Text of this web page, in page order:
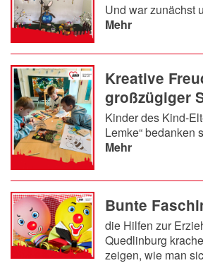
Und war zunächst
Mehr
Kreative
großzügiger
Kinder des Kind-
Lemke“ bedanken
Mehr
Bunte
die Hilfen zur
Quedlinburg
zeigen, wie man